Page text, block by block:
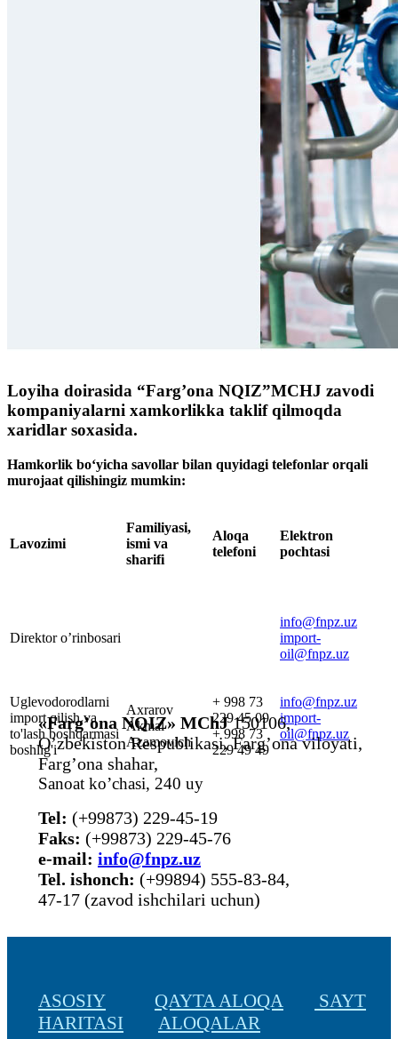
Loyiha doirasida “Farg’ona NQIZ”MCHJ zavodi
kompaniyalarni xamkorlikka taklif qilmoqda
xaridlar soxasida.
Hamkorlik boʻyicha savollar bilan quyidagi telefonlar orqali
murojaat qilishingiz mumkin:
Lavozimi
Familiyasi,
ismi va
sharifi
Aloqa
telefoni
Elektron
pochtasi
Direktor o’rinbosari
info@fnpz.uz
import-
oil@fnpz.uz
Uglevodorodlarni
import qilish va
to'lash boshqarmasi
boshlig'i
Аxrarov
Аkmal
Аzamovich
+ 998 73
229 45 09
+ 998 73
229 49 49
info@fnpz.uz
import-
oil@fnpz.uz
«Farg’ona NQIZ» MChJ150106,
O’zbekiston Respublikasi, Farg’ona viloyati,
Farg’ona shahar,
Sanoat ko’chasi, 240 uy
Tel: (+99873) 229-45-19
Faks: (+99873) 229-45-76
е-mail: info@fnpz.uz
Tel. ishonch: (+99894) 555-83-84,
47-17 (zavod ishchilari uchun)
ASOSIY QAYTA ALOQA
SAYT
HARITASI
ALOQALAR